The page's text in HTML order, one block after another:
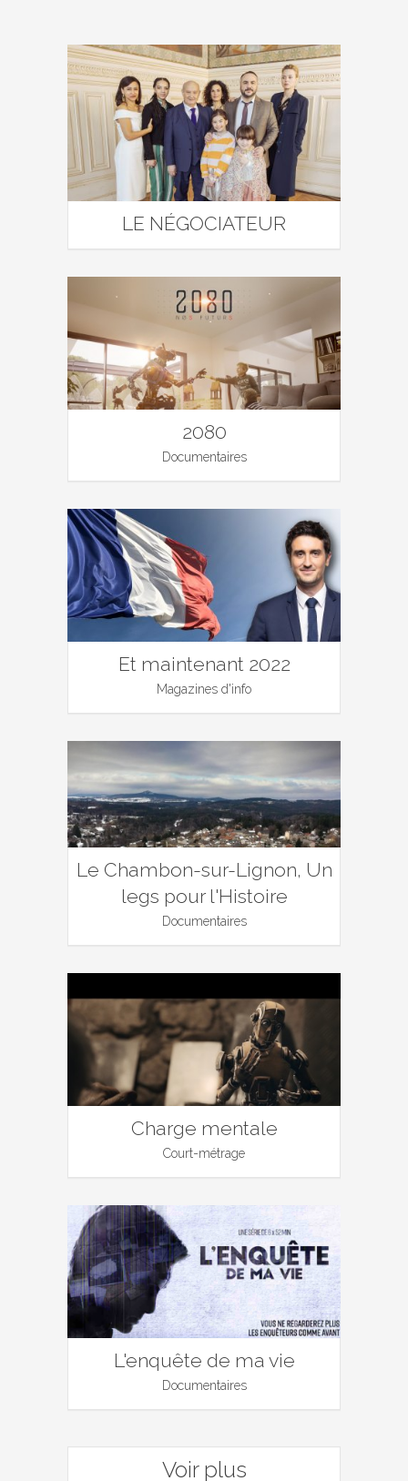
LE NÉGOCIATEUR
2080
Documentaires
Et maintenant 2022
Magazines d'info
Le Chambon-sur-Lignon, Un
legs pour l'Histoire
Documentaires
Charge mentale
Court-métrage
L'enquête de ma vie
Documentaires
Voir plus